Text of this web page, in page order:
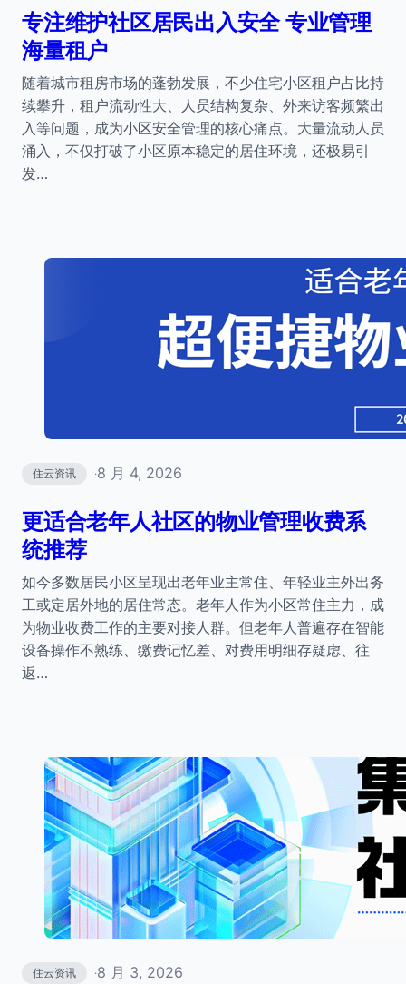
专注维护社区居民出入安全 专业管理
海量租户
随着城市租房市场的蓬勃发展，不少住宅小区租户占比持
续攀升，租户流动性大、人员结构复杂、外来访客频繁出
入等问题，成为小区安全管理的核心痛点。大量流动人员
涌入，不仅打破了小区原本稳定的居住环境，还极易引
发…
住云资讯 ·8 月 4, 2026
更适合老年人社区的物业管理收费系
统推荐
如今多数居民小区呈现出老年业主常住、年轻业主外出务
工或定居外地的居住常态。老年人作为小区常住主力，成
为物业收费工作的主要对接人群。但老年人普遍存在智能
设备操作不熟练、缴费记忆差、对费用明细存疑虑、往
返…
住云资讯 ·8 月 3, 2026